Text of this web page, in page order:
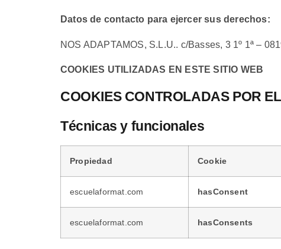
Datos de contacto para ejercer sus derechos:
NOS ADAPTAMOS, S.L.U.. c/Basses, 3 1º 1ª –
COOKIES UTILIZADAS EN ESTE SITIO WEB
COOKIES CONTROLADAS POR
Técnicas y funcionales
Propiedad Cookie
escuelaformat.com hasConsent
escuelaformat.com hasConsents